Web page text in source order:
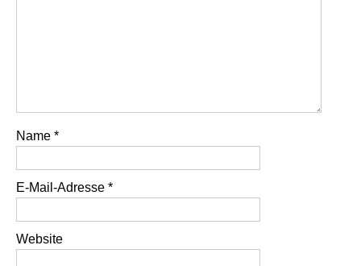
Name *
E-Mail-Adresse *
Website